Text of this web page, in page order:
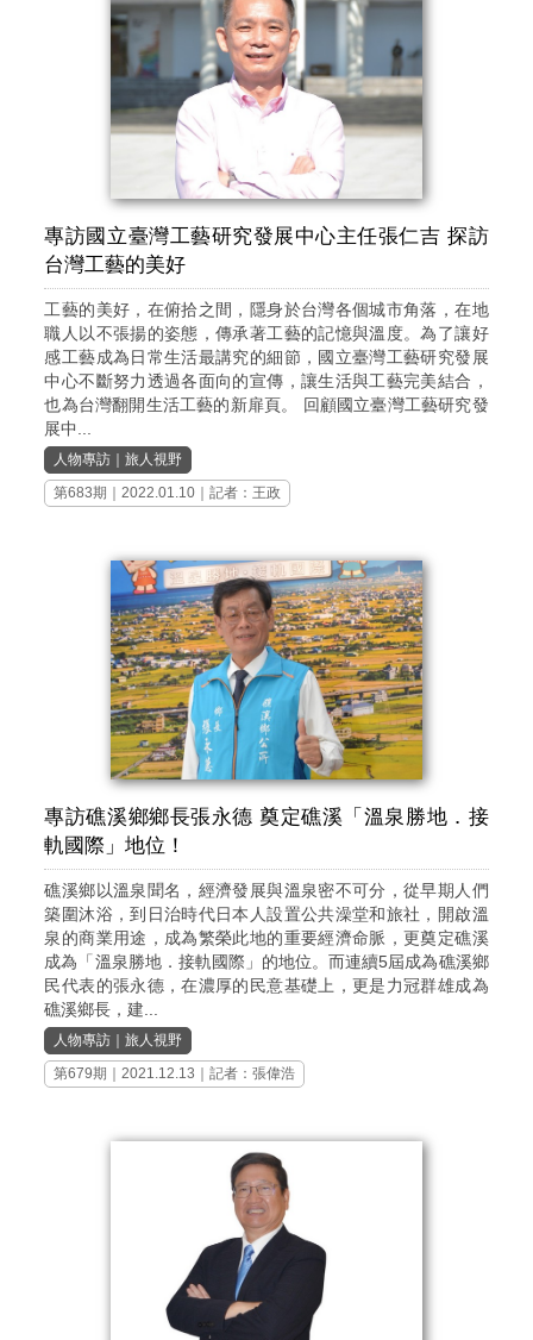
專訪國立臺灣工藝研究發展中心主任張仁吉 探訪
台灣工藝的美好
工藝的美好，在俯拾之間，隱身於台灣各個城市角落，在地
職人以不張揚的姿態，傳承著工藝的記憶與溫度。為了讓好
感工藝成為日常生活最講究的細節，國立臺灣工藝研究發展
中心不斷努力透過各面向的宣傳，讓生活與工藝完美結合，
也為台灣翻開生活工藝的新扉頁。 回顧國立臺灣工藝研究發
展中...
人物專訪 ｜旅人視野
第683期 ｜2022.01.10｜記者：王政
專訪礁溪鄉鄉長張永德 奠定礁溪「溫泉勝地．接
軌國際」地位！
礁溪鄉以溫泉聞名，經濟發展與溫泉密不可分，從早期人們
築圍沐浴，到日治時代日本人設置公共澡堂和旅社，開啟溫
泉的商業用途，成為繁榮此地的重要經濟命脈，更奠定礁溪
成為「溫泉勝地．接軌國際」的地位。而連續5屆成為礁溪鄉
民代表的張永德，在濃厚的民意基礎上，更是力冠群雄成為
礁溪鄉長，建...
人物專訪 ｜旅人視野
第679期
｜2021.12.13｜記者：張偉浩